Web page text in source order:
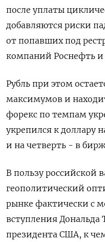
после уплаты
добавляются риски
от попавших под
компаний Роснефть и
Рубль при этом
максимумов и
форекс по темпам
укрепился к доллару
и на четверть - в
В пользу российской
геополитический
рынке фактически с
вступления
президента США, к